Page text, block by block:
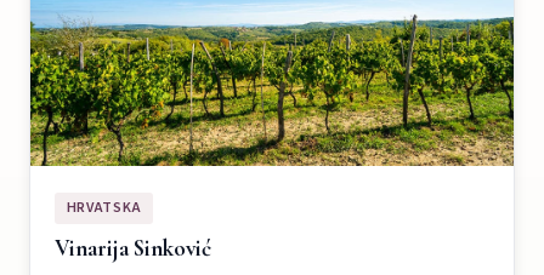
HRVATSKA
Vinarija Sinković